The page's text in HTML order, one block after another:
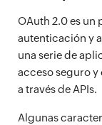
OAuth 2.0 es un
autenticación y
una serie de
acceso seguro
a través de APIs.
Algunas